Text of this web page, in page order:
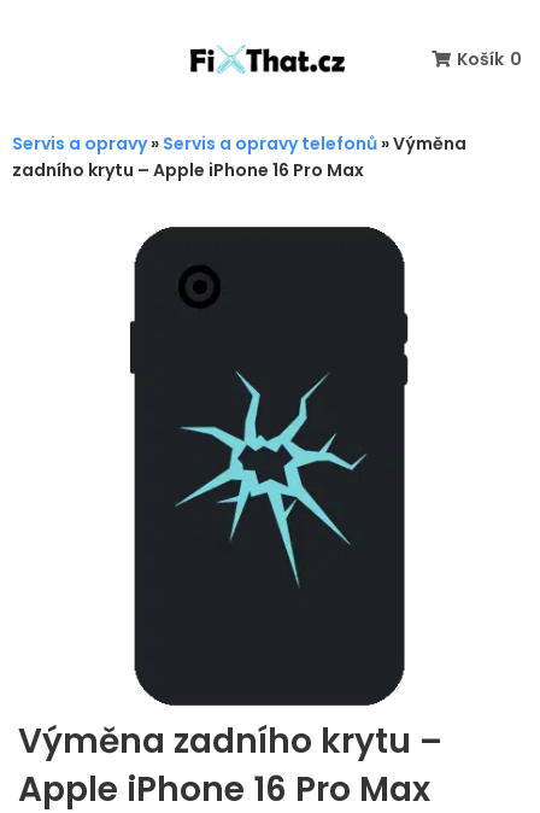
Košík 0
Servis a opravy» Servis a opravy telefonů »Výměna
zadního krytu – Apple iPhone 16 Pro Max
Výměna zadního krytu –
Apple iPhone 16 Pro Max